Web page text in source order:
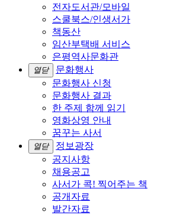
전자도서관/모바일
스쿨북스/인생서가
책동산
임산부택배 서비스
은평역사문화관
열닫
문화행사
문화행사 신청
문화행사 결과
한 주제 함께 읽기
영화상영 안내
꿈꾸는 사서
열닫
정보광장
공지사항
채용공고
사서가 콕! 찍어주는 책
공개자료
발간자료